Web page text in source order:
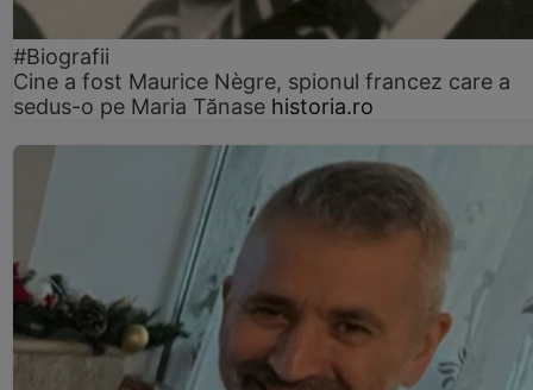
#Biografii
Cine a fost Maurice Nègre, spionul francez care a
sedus-o pe Maria Tănase historia.ro